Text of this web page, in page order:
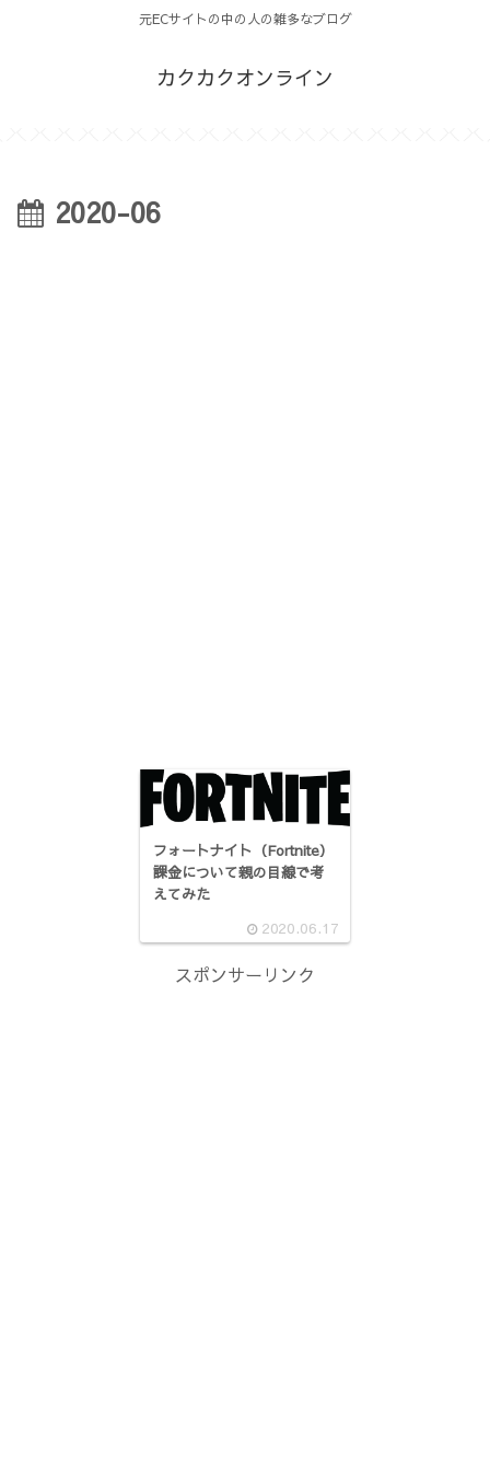
元ECサイトの中の人の雑多なブログ
カクカクオンライン
2020-06
フォートナイト（Fortnite）
課金について親の目線で考
えてみた
2020.06.17
スポンサーリンク